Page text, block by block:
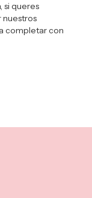
si queres
nuestros
completar con